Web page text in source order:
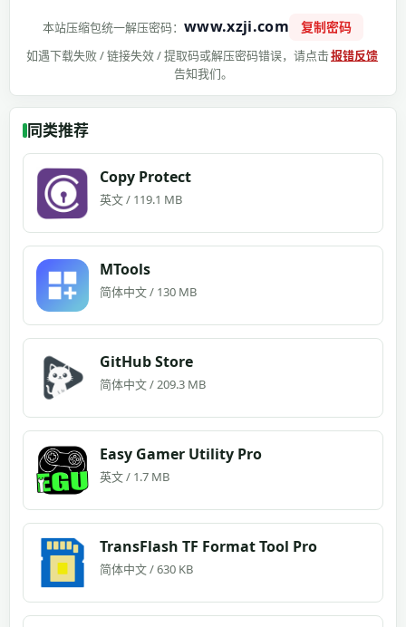
本站压缩包统一解压密码：www.xzji.com 复制密码
如遇下载失败 / 链接失效 / 提取码或解压密码错误，请点击报错反馈
告知我们。
同类推荐
Copy Protect
英文 / 119.1 MB
MTools
简体中文 / 130 MB
GitHub Store
简体中文 / 209.3 MB
Easy Gamer Utility Pro
英文 / 1.7 MB
TransFlash TF Format Tool Pro
简体中文 / 630 KB